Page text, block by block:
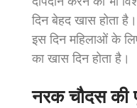
दिन बेहद खास होता
इस दिन महिलाओं के
का खास दिन होता है।
नरक चौदस की